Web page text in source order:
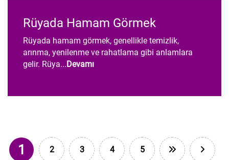
Rüyada Hamam Görmek
Rüyada hamam görmek, genellikle temizlik,
arınma, yenilenme ve rahatlama gibi anlamlara
gelir. Rüya...Devamı
1 2 3 4 5